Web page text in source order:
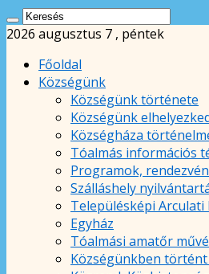
2026 augusztus 7 , péntek
Főoldal
Községünk
Községünk története
Községünk
Községháza
Tóalmás információs
Programok,
Szálláshely
Településképi Arculati
Egyház
Tóalmási amatőr
Községünkben